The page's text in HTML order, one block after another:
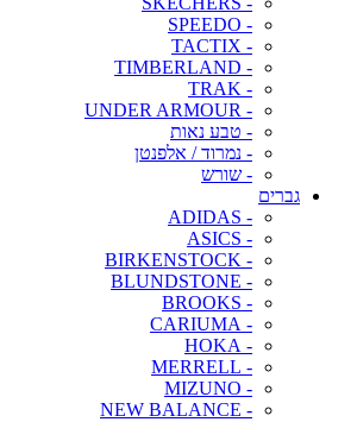
- SPEEDO
- TACTIX
- TIMBERLAND
- TRAK
- UNDER ARMOUR
- טבע נאות
- נמרוד / אלפנטן
- שורש
גברים
- ADIDAS
- ASICS
- BIRKENSTOCK
- BLUNDSTONE
- BROOKS
- CARIUMA
- HOKA
- MERRELL
- MIZUNO
- NEW BALANCE